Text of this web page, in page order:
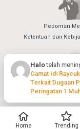
Pedoman
Ketentuan dan
Home Trending
Halotelah
Camat Idi
Terkait Dugaan
Peringatan 1